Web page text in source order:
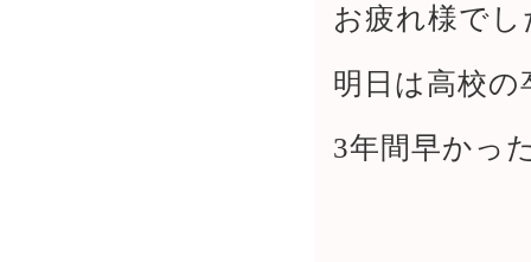
お疲れ様でし
明日は高校の
3年間早かっ